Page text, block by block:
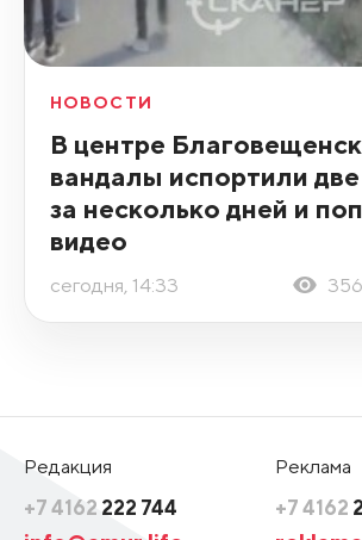
НОВОСТИ
В центре
вандалы испортили
за несколько дней и
видео
сегодня, 14:33 356
Редакция
+7 4162 222 744
Реклама
+7 4162